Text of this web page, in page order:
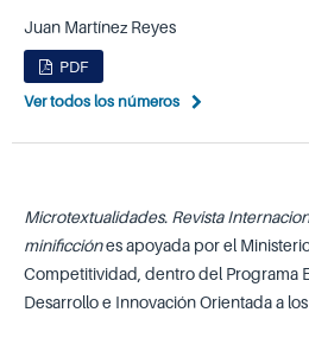
Juan Martínez Reyes
PDF
Ver todos los números
Microtextualidades. Revista
minificciónes apoyada por el
Competitividad, dentro del Programa
Desarrollo e Innovación Orientada a